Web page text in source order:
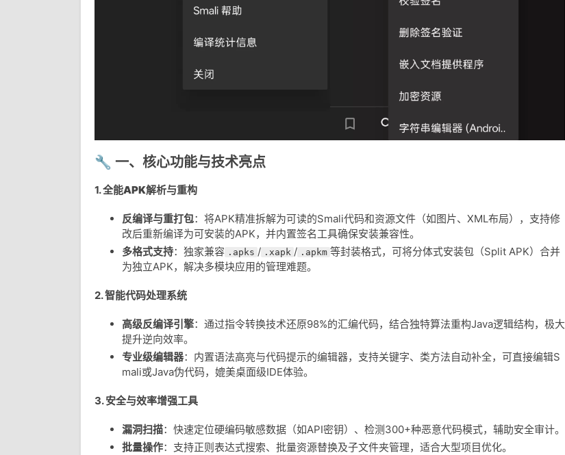
🔧 一、核心功能与技术亮点
1.全能APK解析与重构
反编译与重打包：将APK精准拆解为可读的Smali代码和资源文件（如图片、XML布局），支持修
改后重新编译为可安装的APK，并内置签名工具确保安装兼容性。
多格式支持：独家兼容 .apks / .xapk / .apkm 等封装格式，可将分体式安装包（Split APK）合并
为独立APK，解决多模块应用的管理难题。
2.智能代码处理系统
高级反编译引擎：通过指令转换技术还原98%的汇编代码，结合独特算法重构Java逻辑结构，极大
提升逆向效率。
专业级编辑器：内置语法高亮与代码提示的编辑器，支持关键字、类方法自动补全，可直接编辑S
mali或Java伪代码，媲美桌面级IDE体验。
3.安全与效率增强工具
漏洞扫描：快速定位硬编码敏感数据（如API密钥）、检测300+种恶意代码模式，辅助安全审计。
批量操作：支持正则表达式搜索、批量资源替换及子文件夹管理，适合大型项目优化。